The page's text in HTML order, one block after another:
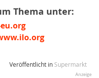
Thema unter:
Veröffentlicht in Supermarkt
Anzeige